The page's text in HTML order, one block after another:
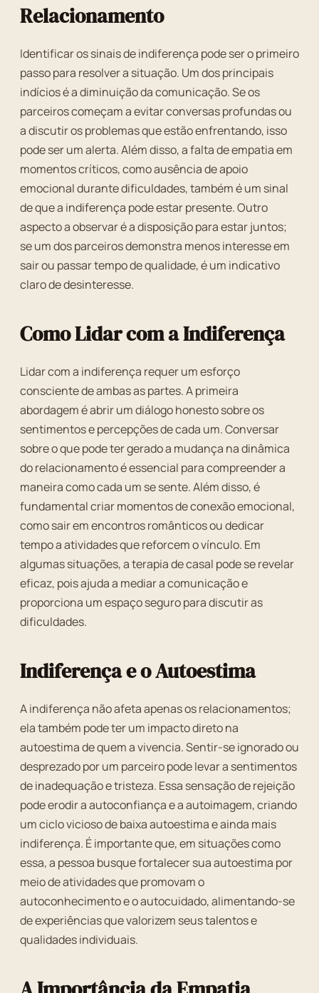
Relacionamento
Identificar os sinais de indiferença pode ser o primeiro
passo para resolver a situação. Um dos principais
indícios é a diminuição da comunicação. Se os
parceiros começam a evitar conversas profundas ou
a discutir os problemas que estão enfrentando, isso
pode ser um alerta. Além disso, a falta de empatia em
momentos críticos, como ausência de apoio
emocional durante dificuldades, também é um sinal
de que a indiferença pode estar presente. Outro
aspecto a observar é a disposição para estar juntos;
se um dos parceiros demonstra menos interesse em
sair ou passar tempo de qualidade, é um indicativo
claro de desinteresse.
Como Lidar com a Indiferença
Lidar com a indiferença requer um esforço
consciente de ambas as partes. A primeira
abordagem é abrir um diálogo honesto sobre os
sentimentos e percepções de cada um. Conversar
sobre o que pode ter gerado a mudança na dinâmica
do relacionamento é essencial para compreender a
maneira como cada um se sente. Além disso, é
fundamental criar momentos de conexão emocional,
como sair em encontros românticos ou dedicar
tempo a atividades que reforcem o vínculo. Em
algumas situações, a terapia de casal pode se revelar
eficaz, pois ajuda a mediar a comunicação e
proporciona um espaço seguro para discutir as
dificuldades.
Indiferença e o Autoestima
A indiferença não afeta apenas os relacionamentos;
ela também pode ter um impacto direto na
autoestima de quem a vivencia. Sentir-se ignorado ou
desprezado por um parceiro pode levar a sentimentos
de inadequação e tristeza. Essa sensação de rejeição
pode erodir a autoconfiança e a autoimagem, criando
um ciclo vicioso de baixa autoestima e ainda mais
indiferença. É importante que, em situações como
essa, a pessoa busque fortalecer sua autoestima por
meio de atividades que promovam o
autoconhecimento e o autocuidado, alimentando-se
de experiências que valorizem seus talentos e
qualidades individuais.